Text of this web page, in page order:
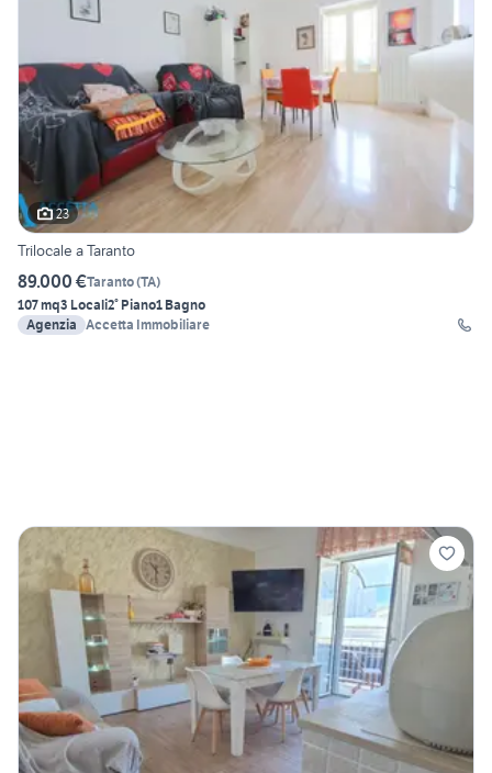
23
Trilocale a Taranto
89.000 €Taranto(TA)
107 mq3 Locali2° Piano1 Bagno
Agenzia Accetta Immobiliare